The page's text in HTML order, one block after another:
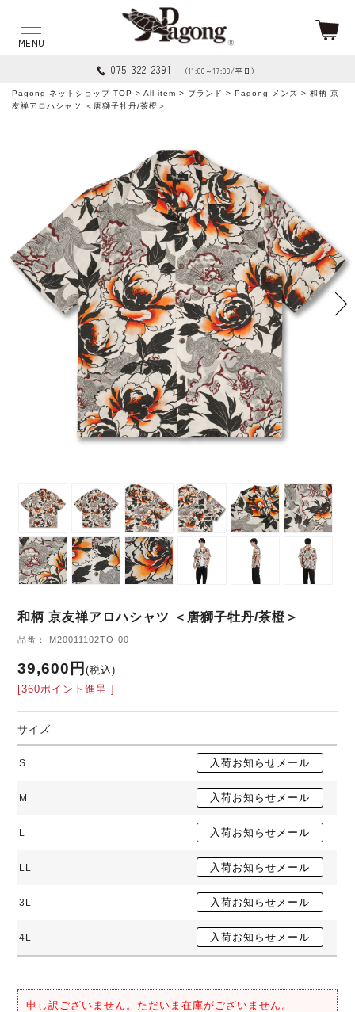
075-322-2391 （11:00～17:00/平日）
Pagong ネットショップ TOP > All item > ブランド > Pagong メンズ > 和柄 京
友禅アロハシャツ ＜唐獅子牡丹/茶橙＞
和柄 京友禅アロハシャツ ＜唐獅子牡丹/茶橙＞
品番： M20011102TO-00
39,600円(税込)
[360ポイント進呈 ]
サイズ
S
M
L
LL
3L
4L
申し訳ございません。ただいま在庫がございません。